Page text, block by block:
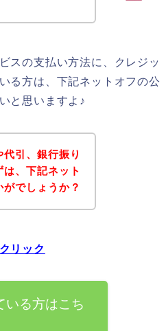
スの支払い方法に、クレジッ
る方は、下記ネットオフの公
と思いますよ♪
引、銀行振り
、下記ネット
でしょうか？
リック
いる方はこち